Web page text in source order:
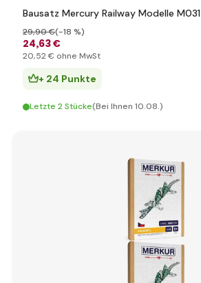
Bausatz Mercury Railway Modelle M031
24,63 €
29,90 €(-18 %)
20,52 € ohne MwSt
+ 24 Punkte
Letzte 2 Stücke(Bei Ihnen 10.08.)